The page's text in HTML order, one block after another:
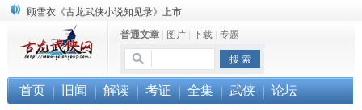
顾雪衣《古龙武侠小说知见录》上市
“武侠书库”查缺补漏活动圆满结束
《古龙小说原貌探究》修订版已上市
普通文章| 图片| 下载| 专题
首页 旧闻 解读 考证 全集 武侠 论坛